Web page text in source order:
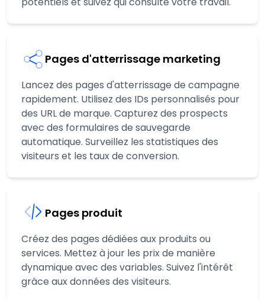
Pages d'atterrissage marketing
Lancez des pages d'atterrissage de campagne
rapidement. Utilisez des IDs personnalisés pour
des URL de marque. Capturez des prospects
avec des formulaires de sauvegarde
automatique. Surveillez les statistiques des
visiteurs et les taux de conversion.
Pages produit
Créez des pages dédiées aux produits ou
services. Mettez à jour les prix de manière
dynamique avec des variables. Suivez l'intérêt
grâce aux données des visiteurs.